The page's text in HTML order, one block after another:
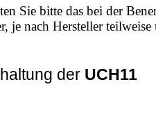
Sie bitte das bei der
je nach Hersteller
der UCH11